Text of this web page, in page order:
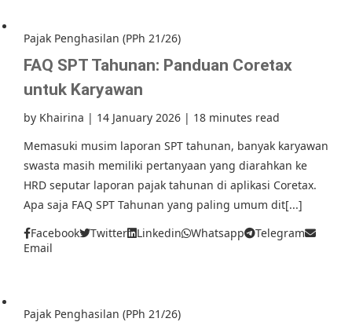
Pajak Penghasilan (PPh 21/26)
FAQ SPT Tahunan: Panduan Coretax
untuk Karyawan
by Khairina | 14 January 2026 | 18 minutes read
Memasuki musim laporan SPT tahunan, banyak karyawan
swasta masih memiliki pertanyaan yang diarahkan ke
HRD seputar laporan pajak tahunan di aplikasi Coretax.
Apa saja FAQ SPT Tahunan yang paling umum dit[...]
Facebook
Twitter Linkedin Whatsapp
Telegram
Email
Pajak Penghasilan (PPh 21/26)